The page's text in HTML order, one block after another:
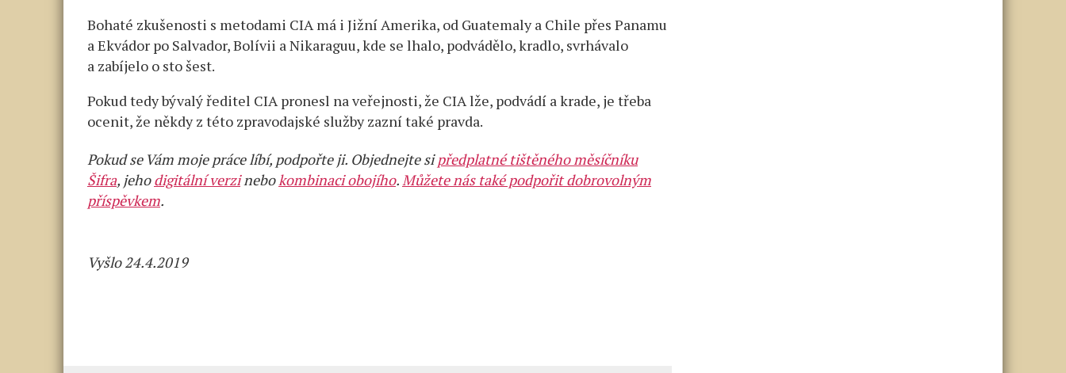
Bohaté zkušenosti s metodami CIA má i Jižní Amerika, od Guatemaly a Chile přes Panamu
a Ekvádor po Salvador, Bolívii a Nikaraguu, kde se lhalo, podvádělo, kradlo, svrhávalo
a zabíjelo o sto šest.
Pokud tedy bývalý ředitel CIA pronesl na veřejnosti, že CIA lže, podvádí a krade, je třeba
ocenit, že někdy z této zpravodajské služby zazní také pravda.
Pokud se Vám moje práce líbí, podpořte ji. Objednejte sipředplatné tištěného měsíčníku
Šifra, jehodigitální verzinebokombinaci obojího.Můžete nás také podpořit dobrovolným
příspěvkem.
Vyšlo 24.4.2019